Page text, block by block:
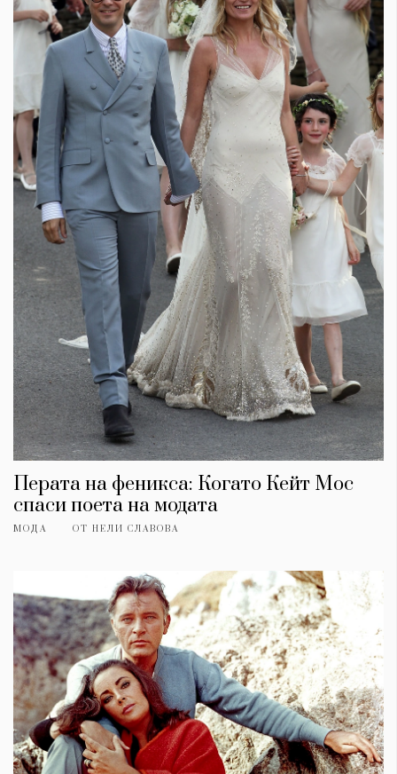
Перата на феникса: Когато Кейт Мос
спаси поета на модата
МОДА ОТ НЕЛИ СЛАВОВА
КАТЕГОРИИ
Wine&Dine
Подкасти
Мода
Dialogue
Изкуство
ЗА НАС
Условия за
ползване
За нас
Реклама
Политика за